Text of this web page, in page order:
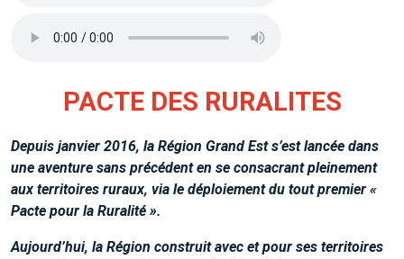
PACTE DES RURALITES
Depuis janvier 2016, la Région Grand Est s’est lancée dans
une aventure sans précédent en se consacrant pleinement
aux territoires ruraux, via le déploiement du tout premier «
Pacte pour la Ruralité ».
Aujourd’hui, la Région construit avec et pour ses territoires